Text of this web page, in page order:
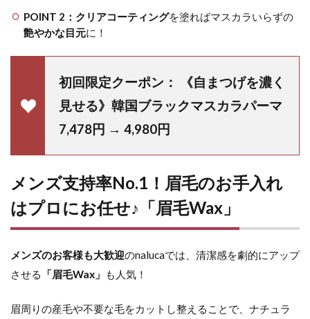
POINT 2：クリアコーティングを塗ればマスカラいらずの
艶やかな目元に！
初回限定クーポン： 《自まつげを濃く
見せる》韓国ブラックマスカラパーマ
7,478円 → 4,980円
メンズ支持率No.1！眉毛のお手入れ
はプロにお任せ♪「眉毛Wax」
メンズのお客様も大歓迎のnalucaでは、清潔感を劇的にアップ
させる
「眉毛Wax」 も人気！
眉周りの産毛や不要な毛をカットし整えることで、ナチュラ